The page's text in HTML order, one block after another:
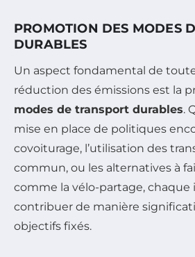
PROMOTION DES MODES
DURABLES
Un aspect fondamental de
réduction des émissions est la
modes de transport durables.
mise en place de politiques
covoiturage, l’utilisation des
commun, ou les alternatives à
comme la vélo-partage,
contribuer de manière
objectifs fixés.